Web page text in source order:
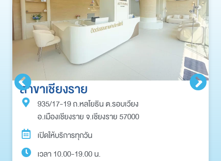
สาขาเชียงราย
935/17-19 ถ.หลโยธิน ต.รอบเวียง
อ.เมืองเชียงราย จ.เชียงราย 57000
เปิดให้บริการทุกวัน
เวลา 10.00-19.00 น.